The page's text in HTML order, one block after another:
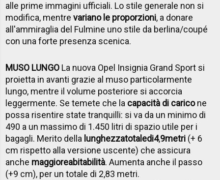
alle prime immagini ufficiali. Lo stile generale non si
modifica, mentrevariano le proporzioni, a donare
all'ammiraglia del Fulmine uno stile da berlina/coupé
con una forte presenza scenica.
MUSO LUNGO La nuova Opel Insignia Grand Sport si
proietta in avanti grazie al muso particolarmente
lungo, mentre il volume posteriore si accorcia
leggermente. Se temete che la capacità di caricone
possa risentire state tranquilli: si va da un minimo di
490 a un massimo di 1.450 litri di spazio utile per i
bagagli. Merito della lunghezzatotaledi4,9metri (+ 6
cm rispetto alla versione uscente) che assicura
anche maggioreabitabilità. Aumenta anche il passo
(+9 cm), per un totale di 2,83 metri.